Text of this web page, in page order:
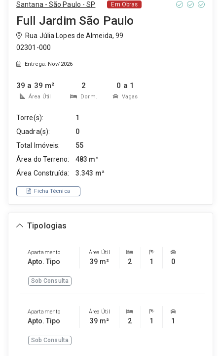
Santana - São Paulo - SP Em Obras
Full Jardim São Paulo
Rua Júlia Lopes de Almeida, 99
02301-000
Entrega: Nov/2026
39 a 39 m²
Área Útil
2
Dorm.
0 a 1
Vagas
Torre(s):
1
Quadra(s):
0
Total Imóveis:
55
Área do Terreno:
483 m²
Área Construída:
3.343 m²
Ficha Técnica
Tipologias
Apartamento
Apto. Tipo
Área Útil
39 m² 2 1 0
Sob Consulta
Apartamento
Apto. Tipo
Área Útil
39 m² 2 1 1
Sob Consulta